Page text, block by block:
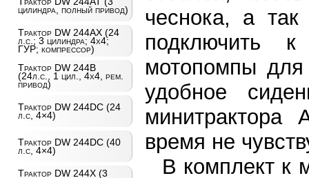
цилиндра, полный привод)
Трактор DW 244AХ (24
л.с.; 3 цилиндра; 4х4;
ГУР; компрессор)
Трактор DW 244B
(24л.с., 1 цил., 4х4, рем.
привод)
Трактор DW 244DC (24
л.с, 4×4)
Трактор DW 244DC (40
л.с, 4×4)
Трактор DW 244X (3
чеснока, а
подключить
мотопомпы
удобное
минитрактора
время не
В комплект к